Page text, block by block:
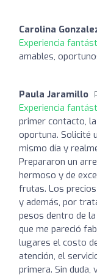
Carolina
Experiencia
amables,
Paula Jaramillo
Experiencia
primer contacto,
oportuna. Solicité
mismo día y
Prepararon un
hermoso y de
frutas. Los
y además, por
pesos dentro de
que me pareció
lugares el costo
atención, el
primera. Sin